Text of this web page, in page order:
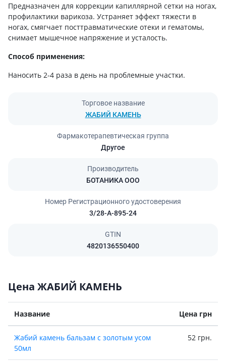
Предназначен для коррекции капиллярной сетки на ногах,
профилактики варикоза. Устраняет эффект тяжести в
ногах, смягчает посттравматические отеки и гематомы,
снимает мышечное напряжение и усталость.
Способ применения:
Наносить 2-4 раза в день на проблемные участки.
Торговое название
ЖАБИЙ КАМЕНЬ
Фармакотерапевтическая группа
Другое
Производитель
БОТАНИКА ООО
Номер Регистрационного удостоверения
3/28-А-895-24
GTIN
4820136550400
Цена ЖАБИЙ КАМЕНЬ
Название Цена грн
Жабий камень бальзам с золотым усом
50мл
52 грн.